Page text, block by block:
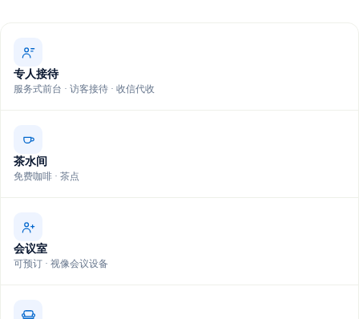
专人接待
服务式前台 · 访客接待 · 收信代收
茶水间
免费咖啡 · 茶点
会议室
可预订 · 视像会议设备